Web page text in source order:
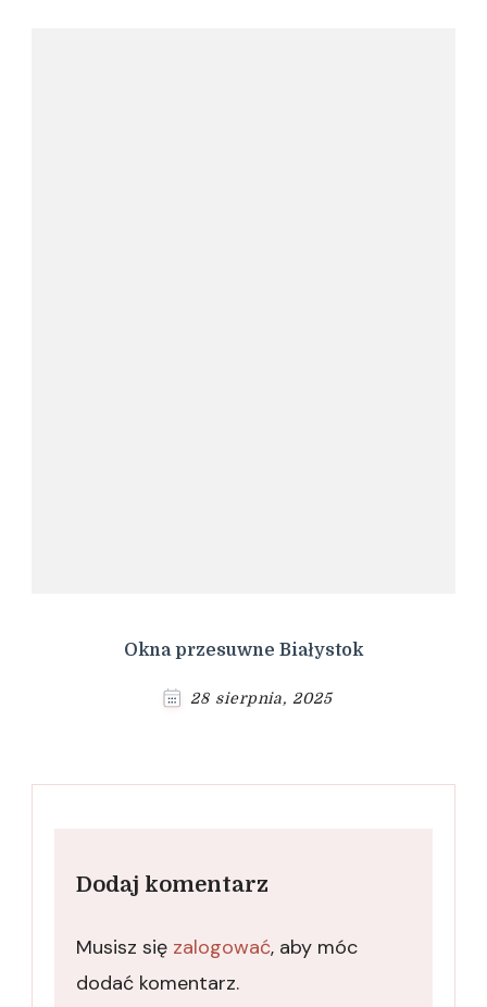
Okna przesuwne Białystok
28 sierpnia, 2025
Dodaj komentarz
Musisz się zalogować, aby móc
dodać komentarz.